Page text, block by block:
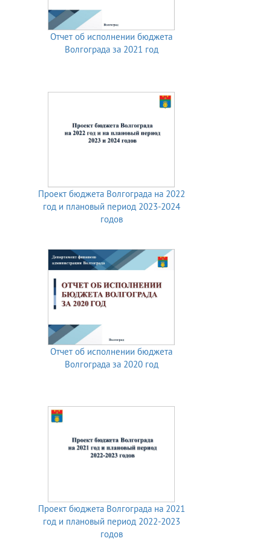
Отчет об исполнении бюджета
Волгограда за 2021 год
Проект бюджета Волгограда на 2022
год и плановый период 2023-2024
годов
Отчет об исполнении бюджета
Волгограда за 2020 год
Проект бюджета Волгограда на 2021
год и плановый период 2022-2023
годов